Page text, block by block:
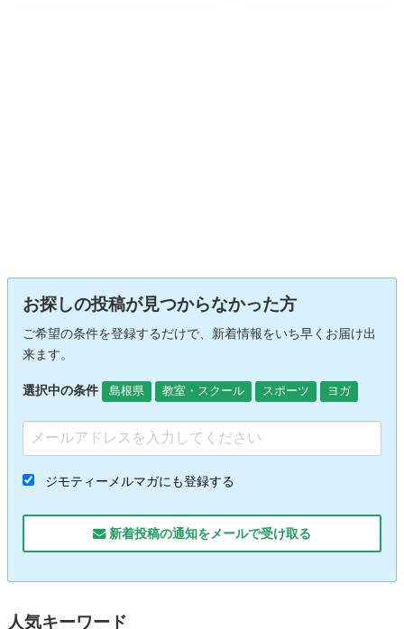
お探しの投稿が見つからなかった方
ご希望の条件を登録するだけで、新着情報をいち早くお届け出
来ます。
選択中の条件 島根県 教室・スクール スポーツ ヨガ
ジモティーメルマガにも登録する
新着投稿の通知をメールで受け取る
人気キーワード